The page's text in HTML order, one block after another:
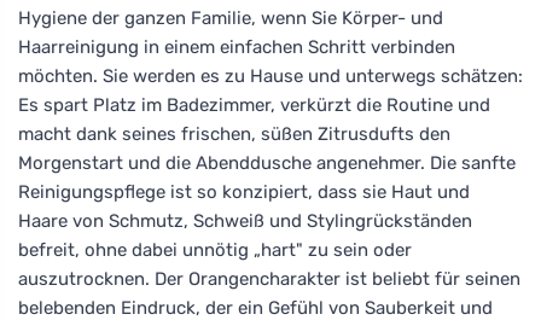
Hygiene der ganzen Familie, wenn Sie Körper- und
Haarreinigung in einem einfachen Schritt verbinden
möchten. Sie werden es zu Hause und unterwegs schätzen:
Es spart Platz im Badezimmer, verkürzt die Routine und
macht dank seines frischen, süßen Zitrusdufts den
Morgenstart und die Abenddusche angenehmer. Die sanfte
Reinigungspflege ist so konzipiert, dass sie Haut und
Haare von Schmutz, Schweiß und Stylingrückständen
befreit, ohne dabei unnötig „hart" zu sein oder
auszutrocknen. Der Orangencharakter ist beliebt für seinen
belebenden Eindruck, der ein Gefühl von Sauberkeit und